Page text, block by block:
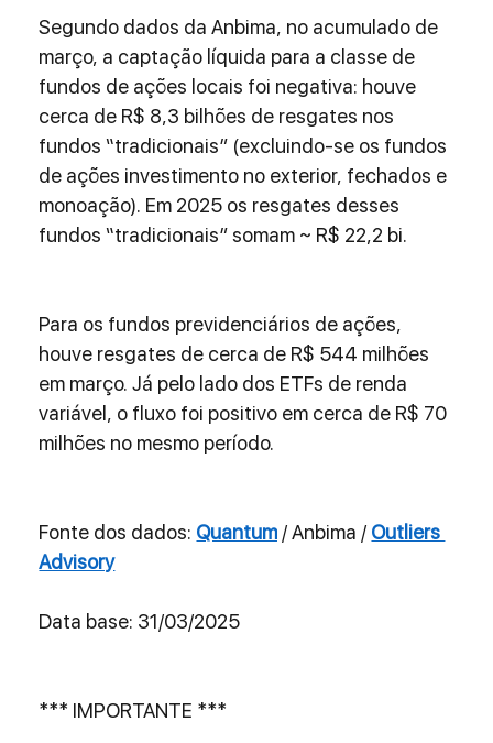
Segundo dados da Anbima, no acumulado de
março, a captação líquida para a classe de
fundos de ações locais foi negativa: houve
cerca de R$ 8,3 bilhões de resgates nos
fundos “tradicionais” (excluindo-se os fundos
de ações investimento no exterior, fechados e
monoação). Em 2025 os resgates desses
fundos “tradicionais” somam ~ R$ 22,2 bi.
Para os fundos previdenciários de ações,
houve resgates de cerca de R$ 544 milhões
em março. Já pelo lado dos ETFs de renda
variável, o fluxo foi positivo em cerca de R$ 70
milhões no mesmo período.
Fonte dos dados: Quantum / Anbima / Outliers
Advisory
Data base: 31/03/2025
*** IMPORTANTE ***